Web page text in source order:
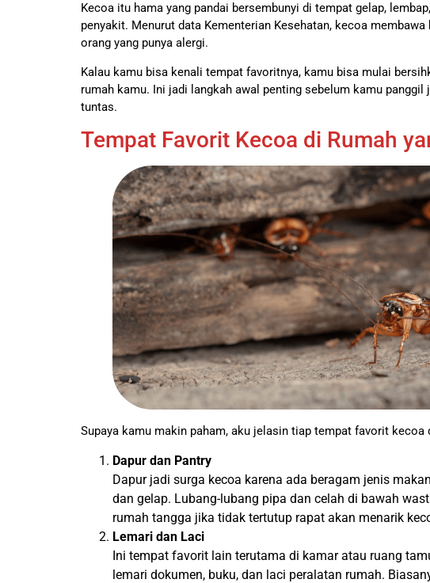
Kecoa itu hama yang pandai bersembunyi di tempat gelap,
penyakit. Menurut data Kementerian Kesehatan, kecoa
orang yang punya alergi.
Kalau kamu bisa kenali tempat favoritnya, kamu bisa mulai
rumah kamu. Ini jadi langkah awal penting sebelum kamu
tuntas.
Tempat Favorit Kecoa di Rumah
Supaya kamu makin paham, aku jelasin tiap tempat favorit kecoa
Dapur dan Pantry
Dapur jadi surga kecoa karena ada beragam jenis
dan gelap. Lubang-lubang pipa dan celah di bawah
rumah tangga jika tidak tertutup rapat akan menarik
Lemari dan Laci
Ini tempat favorit lain terutama di kamar atau ruang
lemari dokumen, buku, dan laci peralatan rumah.